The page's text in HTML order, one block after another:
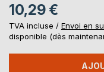
10,29 €
TVA incluse / Envoi en
disponible (dès